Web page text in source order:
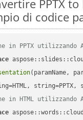
PPTX to
di codice
in PPTX utilizzando
(paramName,
in HTML utilizzando